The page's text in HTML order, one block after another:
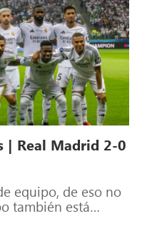
| Real Madrid 2-0
equipo, de eso no
también está